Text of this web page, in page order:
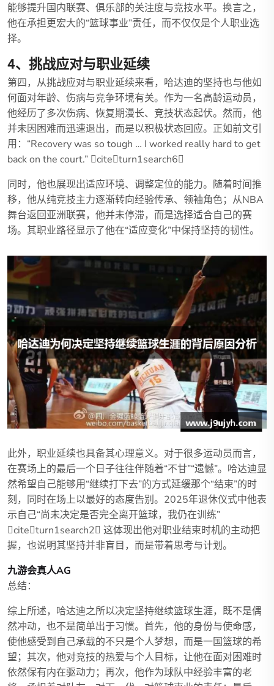
能够提升国内联赛、俱乐部的关注度与竞技水平。换言之，
他在承担更宏大的“篮球事业”责任，而不仅仅是个人职业选
择。
4、挑战应对与职业延续
第四，从挑战应对与职业延续来看，哈达迪的坚持也与他如
何面对年龄、伤病与竞争环境有关。作为一名高龄运动员，
他经历了多次伤病、恢复期漫长、竞技状态起伏。然而，他
并未因困难而迅速退出，而是以积极状态回应。正如前文引
用：“Recovery was so tough … I worked really hard to get
back on the court.” citeturn1search6
同时，他也展现出适应环境、调整定位的能力。随着时间推
移，他从纯竞技主力逐渐转向经验传承、领袖角色；从NBA
舞台返回亚洲联赛，他并未停滞，而是选择适合自己的赛
场。其职业路径显示了他在“适应变化”中保持坚持的韧性。
此外，职业延续也具备其心理意义。对于很多运动员而言，
在赛场上的最后一个日子往往伴随着“不甘”“遗憾”。哈达迪显
然希望自己能够用“继续打下去”的方式延缓那个“结束”的时
刻，同时在场上以最好的态度告别。2025年退休仪式中他表
示自己“尚未决定是否完全离开篮球，我仍在训练”
citeturn1search2 这体现出他对职业结束时机的主动把
握，也说明其坚持并非盲目，而是带着思考与计划。
九游会真人AG
总结：
综上所述，哈达迪之所以决定坚持继续篮球生涯，既不是偶
然冲动，也不是简单出于习惯。首先，他的身份与使命感，
使他感受到自己承载的不只是个人梦想，而是一国篮球的希
望；其次，他对竞技的热爱与个人目标，让他在面对困难时
依然保有内在驱动力；再次，他作为球队中经验丰富的老